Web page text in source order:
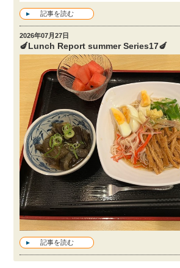
記事を読む
2026年07月27日
🍆Lunch Report summer Series17🍆
記事を読む